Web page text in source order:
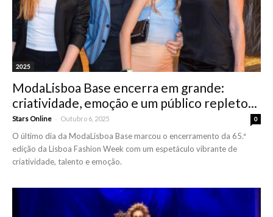
2025
ModaLisboa Base encerra em grande:
criatividade, emoção e um público repleto...
Stars Online - Outubro 6, 2025 0
O último dia da ModaLisboa Base marcou o encerramento da 65.ª
edição da Lisboa Fashion Week com um espetáculo vibrante de
criatividade, talento e emoção.